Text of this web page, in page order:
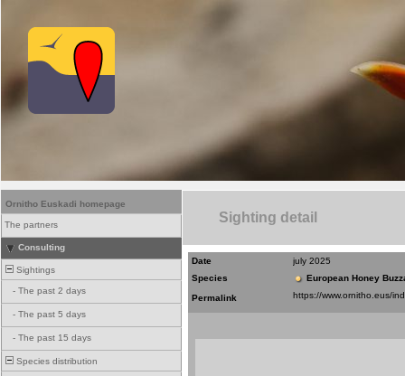
Ornitho Euskadi homepage
The partners
Consulting
Sightings
- The past 2 days
- The past 5 days
- The past 15 days
Species distribution
Sighting detail
Date
july 2025
Species
European Honey
Permalink